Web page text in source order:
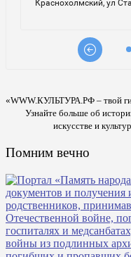
«WWW.КУЛЬТУРА.РФ – твой
Узнайте больше об
искусстве и
Помним вечно